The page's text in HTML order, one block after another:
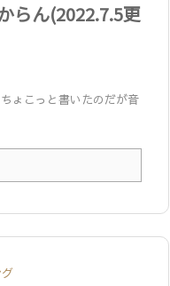
らん(2022.7.5更
ょこっと書いたのだが音